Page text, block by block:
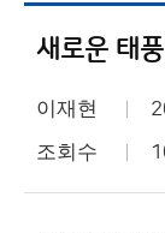
새로운 태
이재현
조회수